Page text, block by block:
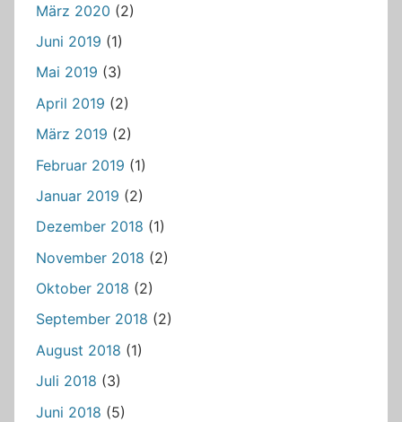
März 2020 (2)
Juni 2019 (1)
Mai 2019 (3)
April 2019 (2)
März 2019 (2)
Februar 2019 (1)
Januar 2019 (2)
Dezember 2018 (1)
November 2018 (2)
Oktober 2018 (2)
September 2018 (2)
August 2018 (1)
Juli 2018 (3)
Juni 2018 (5)